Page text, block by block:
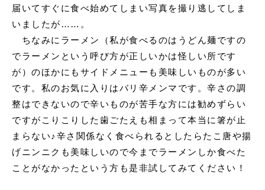
届いてすぐに食べ始めてしまい写真を撮り逃してしま
いましたが……。
ちなみにラーメン（私が食べるのはうどん麺ですの
でラーメンという呼び方が正しいかは怪しい所です
が）のほかにもサイドメニューも美味しいものが多い
です。私のお気に入りはバリ辛メンマです。辛さの調
整はできないので辛いものが苦手な方には勧めずらい
ですがこりこりした歯ごたえも相まって本当に箸が止
まらない♪辛さ関係なく食べられるとしたらたこ唐や揚
げニンニクも美味しいので今までラーメンしか食べた
ことがなかったという方も是非試してみてください！